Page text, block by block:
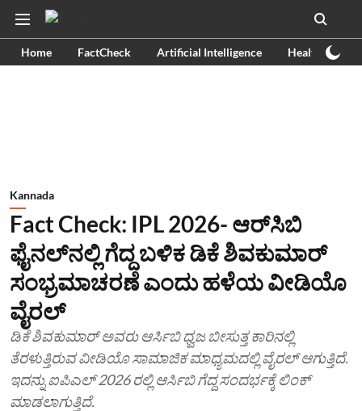
Home FactCheck Artificial Intelligence Health
Kannada
Fact Check: IPL 2026- ಆರ್​ಸಿಬಿ
ಫೈನಲ್​ನಲ್ಲಿ ಗೆದ್ದ ಬಳಿಕ ಡಿಕೆ ಶಿವಕುಮಾರ್
ಸಂಭ್ರಮಾಚರಣೆ ಎಂದು ಹಳೆಯ ವೀಡಿಯೊ
ವೈರಲ್
ಡಿಕೆ ಶಿವಕುಮಾರ್ ಅವರು ಆರ್ಸಿಬಿ ಧ್ವಜ ಬೀಸುತ್ತ ಕಾರಿನಲ್ಲಿ
ತೆರಳುತ್ತಿರುವ ವೀಡಿಯೊ ಸಾಮಾಜಿಕ ಮಾಧ್ಯಮದಲ್ಲಿ ವೈರಲ್ ಆಗುತ್ತಿದೆ.
ಇದನ್ನು ಐಪಿಎಲ್ 2026 ರಲ್ಲಿ ಆರ್ಸಿಬಿ ಗೆದ್ದ ಸಂದರ್ಭಕ್ಕೆ ಲಿಂಕ್
ಮಾಡಲಾಗುತ್ತಿದೆ.